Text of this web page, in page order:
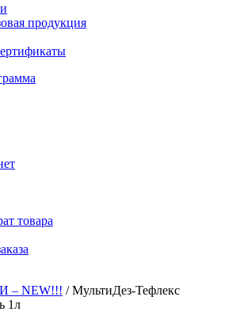
продукция
товара
– NEW!!! /МультиДез-Тефлекс
1л